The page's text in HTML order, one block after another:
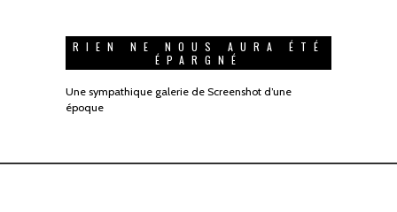
RIEN NE NOUS AURA ÉTÉ
ÉPARGNÉ
Une sympathique galerie de Screenshot d’une
époque